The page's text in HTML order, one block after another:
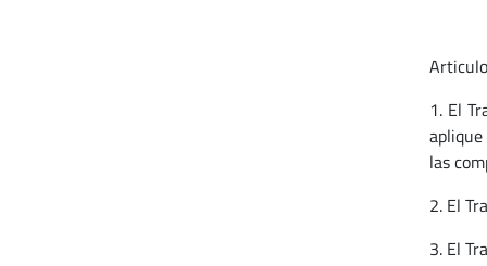
1. El
las
2. El
3. El